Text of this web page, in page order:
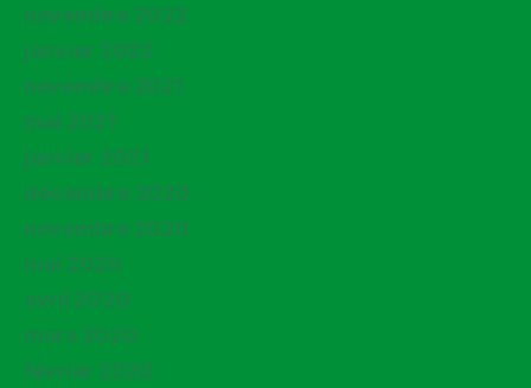
novembre 2022
janvier 2022
novembre 2021
mai 2021
janvier 2021
décembre 2020
novembre 2020
mai 2020
avril 2020
mars 2020
février 2020